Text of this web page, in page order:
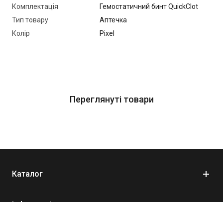
Протиопікова пов'язка BurnCare
Компресійний бинт
Армований скотч
Нитрилові рукавички (2 пари)
Комплектація
Гемостатичний бинт QuickClot
Тип товару
Аптечка
Колір
Pixel
Переглянуті товари
Каталог